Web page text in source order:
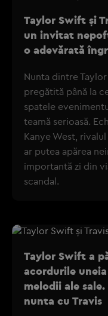
Taylor Swift și
un invitat
o adevărată
Nunta dintre
pregătită până la
spatele
teamă serioasă.
Kanye West,
ar putea apărea
importantă zi din
scandal.
Taylor Swift a
acordurile
melodii ale
nunta cu Travis